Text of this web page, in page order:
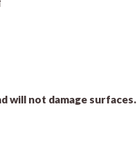
will not damage surfaces.